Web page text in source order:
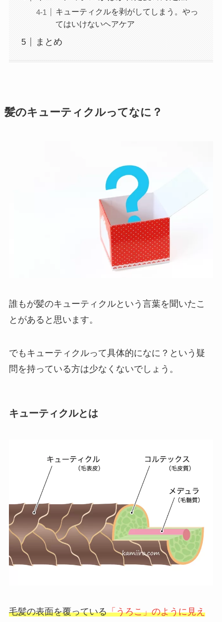
キューティクルを剥がしてしまう。やっ
てはいけないヘアケア
まとめ
髪のキューティクルってなに？
誰もが髪のキューティクルという言葉を聞いたこ
とがあると思います。
でもキューティクルって具体的になに？という疑
問を持っている方は少なくないでしょう。
キューティクルとは
毛髪の表面を覆っている「うろこ」のように見え